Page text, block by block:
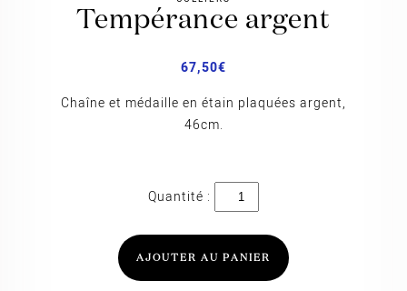
tempérance argent
67,50€
Chaîne et médaille en étain plaquées argent,
46cm.
quantité
Tempérance
AJOUTER AU PANIER